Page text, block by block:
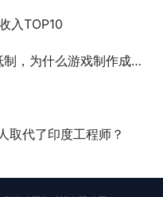
入TOP10
作成本远远超过了玩家的想象？
取代了印度工程师？